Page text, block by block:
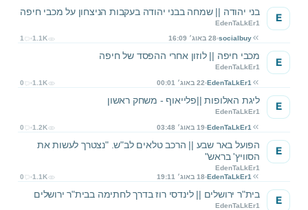
בני יהודה || שמחה בבני יהודה בעקבות הניצחון על מכבי חיפה
EdenTaLkEr1
socialbuy 28 באוג׳ 16:09 1 1.1K
E
מכבי חיפה || לוזון אחרי ההפסד של חיפה
EdenTaLkEr1
EdenTaLkEr1 22 באוג׳ 00:01 0 1.1K
E
ליגת האלופות ||פלייאוף - משחק ראשון
EdenTaLkEr1
EdenTaLkEr1 19 באוג׳ 03:48 0 1.2K
E
הפועל באר שבע || הרכב טלאים לב"ש. "נצטרך לעשות את
הסוויץ' בראש"
EdenTaLkEr1
EdenTaLkEr1 18 באוג׳ 19:11 0 1.1K
E
בית"ר ירושלים || לינדסי רוז בדרך לחתימה בבית"ר ירושלים
EdenTaLkEr1 E